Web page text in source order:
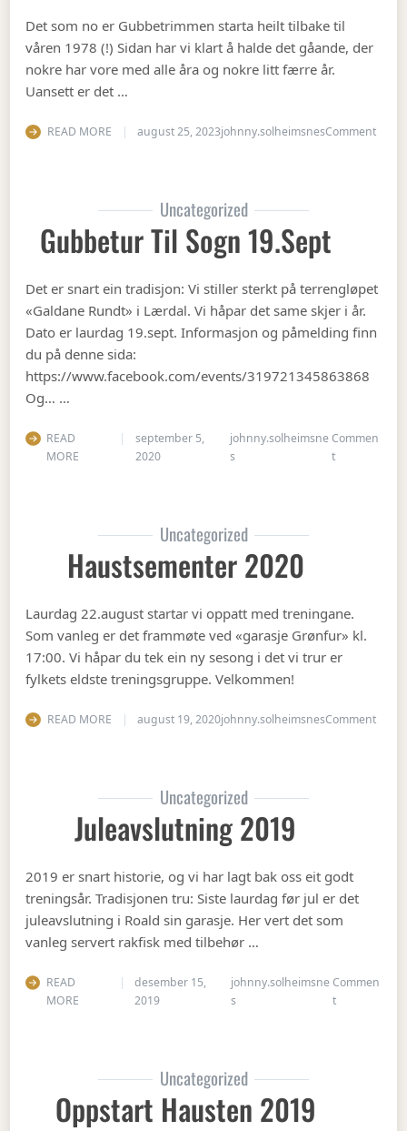
Det som no er Gubbetrimmen starta heilt tilbake til
våren 1978 (!) Sidan har vi klart å halde det gåande, der
nokre har vore med alle åra og nokre litt færre år.
Uansett er det …
READ MORE august 25, 2023johnny.solheimsnesCommenton
Uncategorized
Gubbetur Til Sogn 19.sept
Det er snart ein tradisjon: Vi stiller sterkt på terrengløpet
«Galdane Rundt» i Lærdal. Vi håpar det same skjer i år.
Dato er laurdag 19.sept. Informasjon og påmelding finn
du på denne sida:
https://www.facebook.com/events/319721345863868
Og… …
READ
MORE
september 5,
2020
johnny.solheimsne
s
Commen
ton Gubbetur
Uncategorized
Haustsementer 2020
Laurdag 22.august startar vi oppatt med treningane.
Som vanleg er det frammøte ved «garasje Grønfur» kl.
17:00. Vi håpar du tek ein ny sesong i det vi trur er
fylkets eldste treningsgruppe. Velkommen!
READ MORE august 19, 2020johnny.solheimsnesCommenton
Uncategorized
Juleavslutning 2019
2019 er snart historie, og vi har lagt bak oss eit godt
treningsår. Tradisjonen tru: Siste laurdag før jul er det
juleavslutning i Roald sin garasje. Her vert det som
vanleg servert rakfisk med tilbehør …
READ
MORE
desember 15,
2019
johnny.solheimsne
s
Commen
ton
Uncategorized
Oppstart Hausten 2019